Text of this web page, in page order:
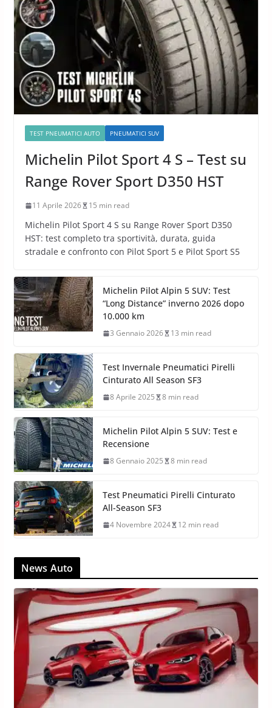
Test Drive
Michelin Pilot Sport 4 S – Test su
Range Rover Sport D350 HST
Michelin Pilot Sport 4 S su Range Rover Sport D350
HST: test completo tra sportività, durata, guida
stradale e confronto con Pilot Sport 5 e Pilot Sport S5
“Long Distance” inverno 2026 dopo
10.000 km
3 Gennaio 2026 13 min read
Test Invernale Pneumatici Pirelli
Cinturato All Season SF3
8 Aprile 2025 8 min read
Michelin Pilot Alpin 5 SUV: Test e
Recensione
8 Gennaio 2025 8 min read
4 Novembre 2024 12 min read
News Auto